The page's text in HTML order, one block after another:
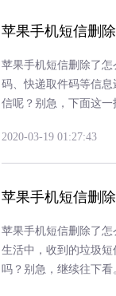
苹果手机短信删
苹果手机短信删除了
码、快递取件码等信
信呢？别急，下面这一
2020-03-19 01:27:43
苹果手机短信删
苹果手机短信删除了
生活中，收到的垃圾
吗？别急，继续往下看